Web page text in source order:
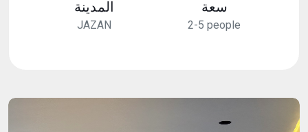
المدينة
JAZAN
سعة
2-5 people